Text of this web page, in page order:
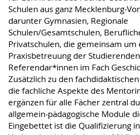
Schulen aus ganz Mecklenburg-
darunter Gymnasien, Regionale
Schulen/Gesamtschulen,
Privatschulen, die gemeinsam
Praxisbetreuung der
Referendar*innen im Fach
Zusätzlich zu den
die fachliche Aspekte des
ergänzen für alle Fächer zentral
allgemein-pädagogische Module
Eingebettet ist die Qualifizierung